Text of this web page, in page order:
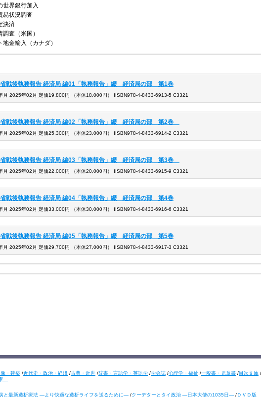
世界銀行加入
易状況調査
決済
調査（米国）
地金輸入（カナダ）
戦後執務報告 経済局 編01「執務報告」綴 経済局の部 第1巻
月 2025年02月 定価19,800円 （本体18,000円） IISBN978-4-8433-6913-5 C3321
戦後執務報告 経済局 編02「執務報告」綴 経済局の部 第2巻
月 2025年02月 定価25,300円 （本体23,000円） IISBN978-4-8433-6914-2 C3321
戦後執務報告 経済局 編03「執務報告」綴 経済局の部 第3巻
月 2025年02月 定価22,000円 （本体20,000円） IISBN978-4-8433-6915-9 C3321
戦後執務報告 経済局 編04「執務報告」綴 経済局の部 第4巻
月 2025年02月 定価33,000円 （本体30,000円） IISBN978-4-8433-6916-6 C3321
戦後執務報告 経済局 編05「執務報告」綴 経済局の部 第5巻
月 2025年02月 定価29,700円 （本体27,000円） IISBN978-4-8433-6917-3 C3321
・建築 /近代史・政治・経済 /古典・近世 /辞書・言語学・英語学 /学会誌 /心理学・福祉 /一般書・児童書 /目次文庫 /
と最新透析療法 ―より快適な透析ライフを送るために― /クーデターとタイ政治 ―日本大使の1035日― /ＤＶＤ版